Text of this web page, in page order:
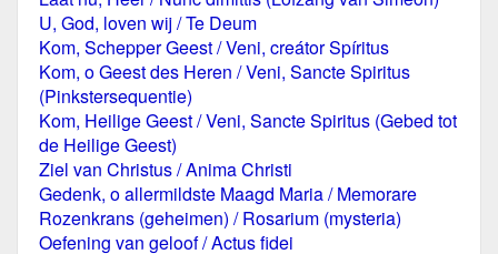
U, God, loven wij / Te Deum
Kom, Schepper Geest / Veni, creátor Spíritus
Kom, o Geest des Heren / Veni, Sancte Spiritus
(Pinkstersequentie)
Kom, Heilige Geest / Veni, Sancte Spiritus (Gebed tot
de Heilige Geest)
Ziel van Christus / Anima Christi
Gedenk, o allermildste Maagd Maria / Memorare
Rozenkrans (geheimen) / Rosarium (mysteria)
Oefening van geloof / Actus fidei